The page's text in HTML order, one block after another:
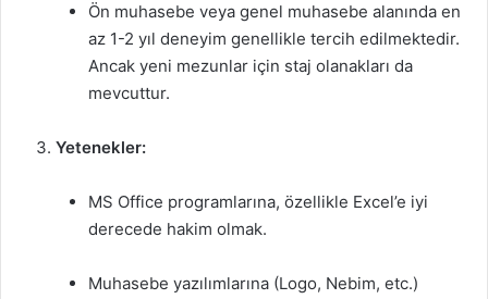
Ön muhasebe veya genel muhasebe alanında en
az 1-2 yıl deneyim genellikle tercih edilmektedir.
Ancak yeni mezunlar için staj olanakları da
mevcuttur.
Yetenekler:
MS Office programlarına, özellikle Excel’e iyi
derecede hakim olmak.
Muhasebe yazılımlarına (Logo, Nebim, etc.)